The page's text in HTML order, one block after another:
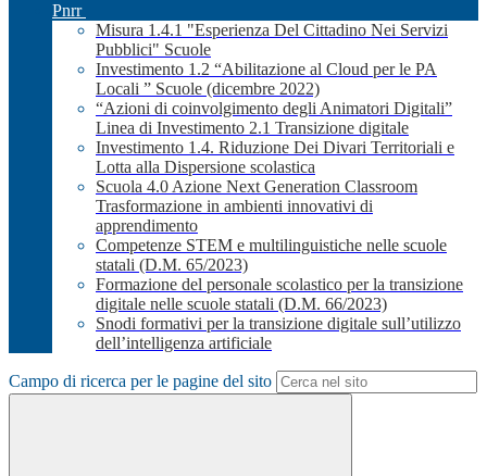
Pnrr
Misura 1.4.1 "Esperienza Del Cittadino Nei Servizi
Pubblici" Scuole
Investimento 1.2 “Abilitazione al Cloud per le PA
Locali ” Scuole (dicembre 2022)
“Azioni di coinvolgimento degli Animatori Digitali”
Linea di Investimento 2.1 Transizione digitale
Investimento 1.4. Riduzione Dei Divari Territoriali e
Lotta alla Dispersione scolastica
Scuola 4.0 Azione Next Generation Classroom
Trasformazione in ambienti innovativi di
apprendimento
Competenze STEM e multilinguistiche nelle scuole
statali (D.M. 65/2023)
Formazione del personale scolastico per la transizione
digitale nelle scuole statali (D.M. 66/2023)
Snodi formativi per la transizione digitale sull’utilizzo
dell’intelligenza artificiale
Campo di ricerca per le pagine del sito